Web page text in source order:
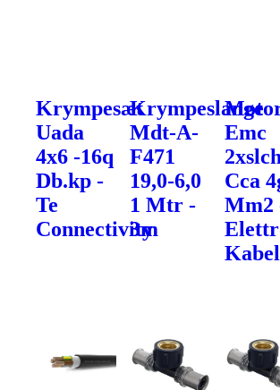
Krympesæt
Uada
4x6 -16q
Db.kp -
Te
Connectivity
Krympeslange
Mdt-A-
F471
19,0-6,0
1 Mtr -
3m
Emc
Cca
Mm2
Kabel